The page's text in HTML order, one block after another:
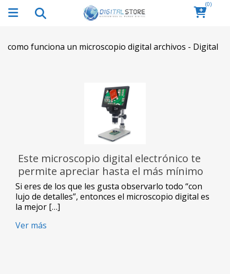
(0)
como funciona un microscopio digital archivos - Digital
Este microscopio digital electrónico te
permite apreciar hasta el más mínimo
detalle
Si eres de los que les gusta observarlo todo “con
lujo de detalles”, entonces el microscopio digital es
la mejor […]
Ver más